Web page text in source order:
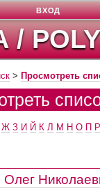
ВХОД
> Просмотреть
Ж З И Й К Л М Н О П